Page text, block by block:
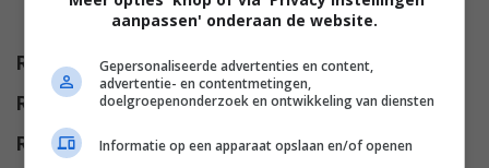
Yann Gael,Alice Pagani.
Release
24.04.2018
Release NL
01.11.2018
Release DVD
20.03.2019
aanpassen' onderaan de website.
Gepersonaliseerde advertenties en content,
advertentie- en contentmetingen,
doelgroepenonderzoek en ontwikkeling van diensten
Informatie op een apparaat opslaan en/of openen